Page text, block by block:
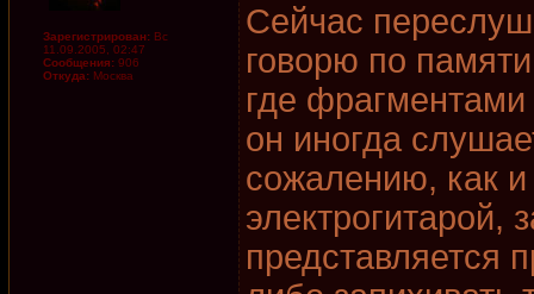
Зарегистрирован: Вс
11.09.2005, 02:47
Сообщения: 906
Откуда: Москва
Сейчас
говорю по
где
он иногда
сожалению, как
электрогитарой,
представляется